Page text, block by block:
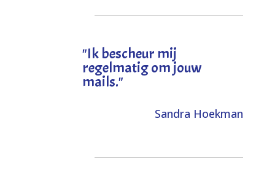
"Ik bescheur mij
regelmatig om jouw
mails."
Sandra Hoekman